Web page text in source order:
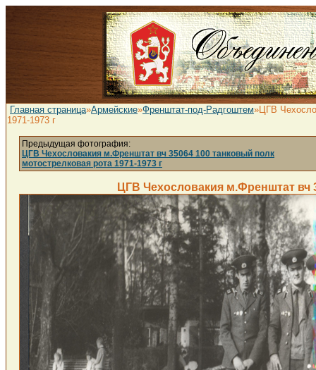
Главная страница»Армейские»Френштат-под-Радгоштем»ЦГВ
1971-1973 г
Предыдущая фотография:
ЦГВ Чехословакия м.Френштат вч 35064 100 танковый полк
мотострелковая рота 1971-1973 г
ЦГВ Чехословакия м.Френштат вч